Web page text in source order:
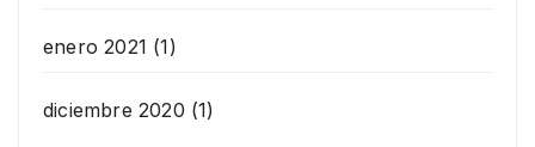
enero 2021 (1)
diciembre 2020 (1)